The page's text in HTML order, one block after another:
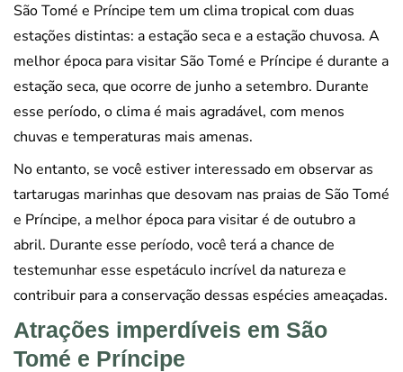
São Tomé e Príncipe tem um clima tropical com duas
estações distintas: a estação seca e a estação chuvosa. A
melhor época para visitar São Tomé e Príncipe é durante a
estação seca, que ocorre de junho a setembro. Durante
esse período, o clima é mais agradável, com menos
chuvas e temperaturas mais amenas.
No entanto, se você estiver interessado em observar as
tartarugas marinhas que desovam nas praias de São Tomé
e Príncipe, a melhor época para visitar é de outubro a
abril. Durante esse período, você terá a chance de
testemunhar esse espetáculo incrível da natureza e
contribuir para a conservação dessas espécies ameaçadas.
Atrações imperdíveis em São
Tomé e Príncipe